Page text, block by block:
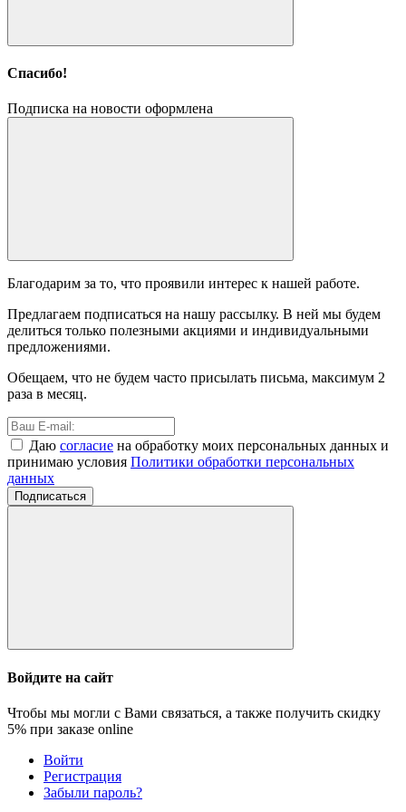
Спасибо!
Подписка на новости оформлена
Благодарим за то, что проявили интерес к нашей работе.
Предлагаем подписаться на нашу рассылку. В ней мы будем
делиться только полезными акциями и индивидуальными
предложениями.
Обещаем, что не будем часто присылать письма, максимум 2
раза в месяц.
Даю согласие на обработку моих персональных данных и
принимаю условия Политики обработки персональных
данных
Подписаться
Войдите на сайт
Чтобы мы могли с Вами связаться, а также получить скидку
5% при заказе online
Войти
Регистрация
Забыли пароль?